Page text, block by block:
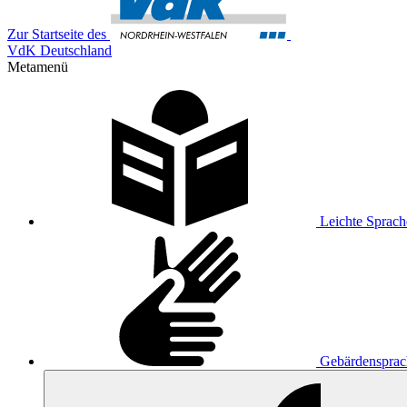
Zur Startseite des
VdK Deutschland
Metamenü
Leichte